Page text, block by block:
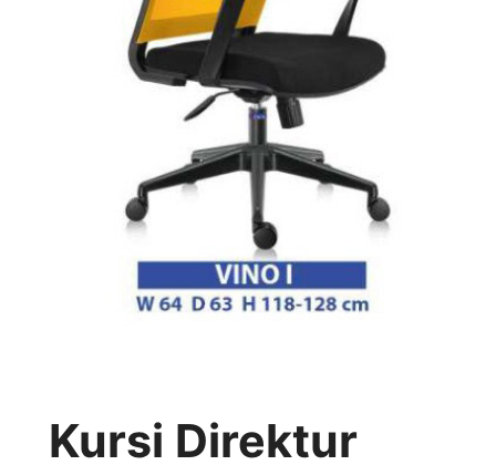
Kursi Direktur